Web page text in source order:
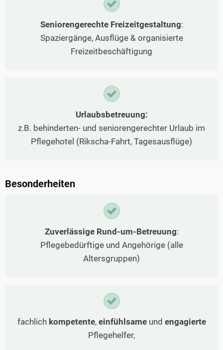
Seniorengerechte Freizeitgestaltung:
Spaziergänge, Ausflüge & organisierte
Freizeitbeschäftigung
Urlaubsbetreuung:
z.B. behinderten- und seniorengerechter Urlaub im
Pflegehotel (Rikscha-Fahrt, Tagesausflüge)
Besonderheiten
Zuverlässige Rund-um-Betreuung:
Pflegebedürftige und Angehörige (alle
Altersgruppen)
fachlich kompetente, einfühlsameund engagierte
Pflegehelfer,